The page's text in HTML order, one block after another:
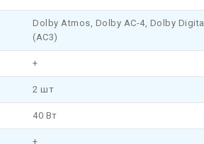
Dolby Atmos, Dolby AC-4, Dolby
(AC3)
+
2 шт
40 Вт
+